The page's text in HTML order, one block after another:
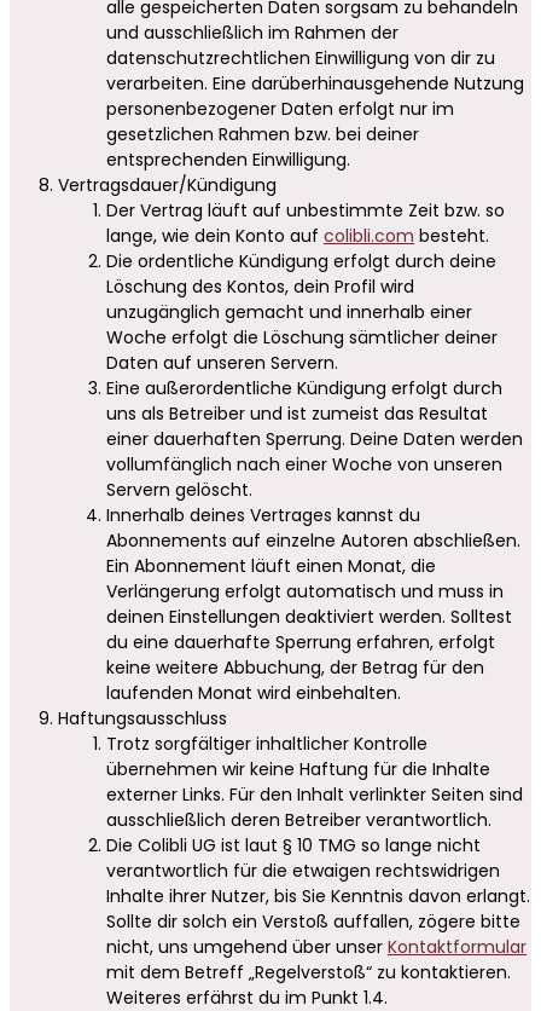
alle gespeicherten Daten sorgsam zu behandeln
und ausschließlich im Rahmen der
datenschutzrechtlichen Einwilligung von dir zu
verarbeiten. Eine darüberhinausgehende Nutzung
personenbezogener Daten erfolgt nur im
gesetzlichen Rahmen bzw. bei deiner
entsprechenden Einwilligung.
Vertragsdauer/Kündigung
Der Vertrag läuft auf unbestimmte Zeit bzw. so
lange, wie dein Konto auf colibli.com besteht.
Die ordentliche Kündigung erfolgt durch deine
Löschung des Kontos, dein Profil wird
unzugänglich gemacht und innerhalb einer
Woche erfolgt die Löschung sämtlicher deiner
Daten auf unseren Servern.
Eine außerordentliche Kündigung erfolgt durch
uns als Betreiber und ist zumeist das Resultat
einer dauerhaften Sperrung. Deine Daten werden
vollumfänglich nach einer Woche von unseren
Servern gelöscht.
Innerhalb deines Vertrages kannst du
Abonnements auf einzelne Autoren abschließen.
Ein Abonnement läuft einen Monat, die
Verlängerung erfolgt automatisch und muss in
deinen Einstellungen deaktiviert werden. Solltest
du eine dauerhafte Sperrung erfahren, erfolgt
keine weitere Abbuchung, der Betrag für den
laufenden Monat wird einbehalten.
Haftungsausschluss
Trotz sorgfältiger inhaltlicher Kontrolle
übernehmen wir keine Haftung für die Inhalte
externer Links. Für den Inhalt verlinkter Seiten sind
ausschließlich deren Betreiber verantwortlich.
Die Colibli UG ist laut § 10 TMG so lange nicht
verantwortlich für die etwaigen rechtswidrigen
Inhalte ihrer Nutzer, bis Sie Kenntnis davon erlangt.
Sollte dir solch ein Verstoß auffallen, zögere bitte
nicht, uns umgehend über unser Kontaktformular
mit dem Betreff „Regelverstoß“ zu kontaktieren.
Weiteres erfährst du im Punkt 1.4.